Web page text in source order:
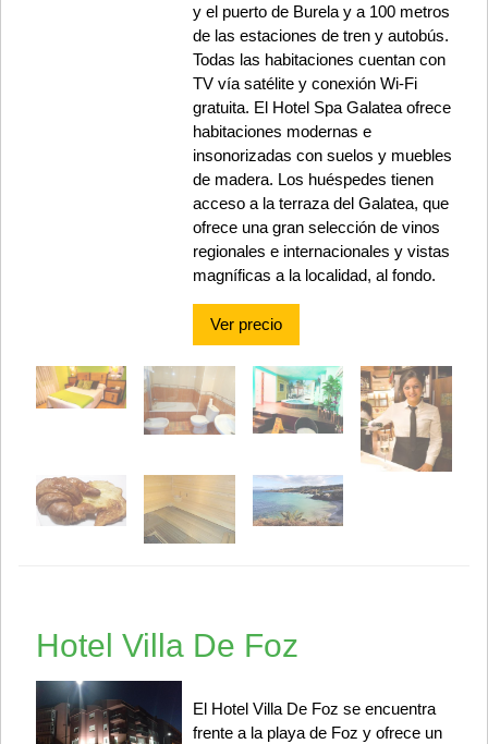
y el puerto de Burela y a 100 metros
de las estaciones de tren y autobús.
Todas las habitaciones cuentan con
TV vía satélite y conexión Wi-Fi
gratuita. El Hotel Spa Galatea ofrece
habitaciones modernas e
insonorizadas con suelos y muebles
de madera. Los huéspedes tienen
acceso a la terraza del Galatea, que
ofrece una gran selección de vinos
regionales e internacionales y vistas
magníficas a la localidad, al fondo.
Ver precio
Hotel Villa De Foz
El Hotel Villa De Foz se encuentra
frente a la playa de Foz y ofrece un